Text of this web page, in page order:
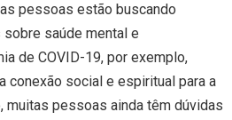
pessoas estão buscando
saúde mental e
de COVID-19, por exemplo,
conexão social e espiritual para a
muitas pessoas ainda têm dúvidas